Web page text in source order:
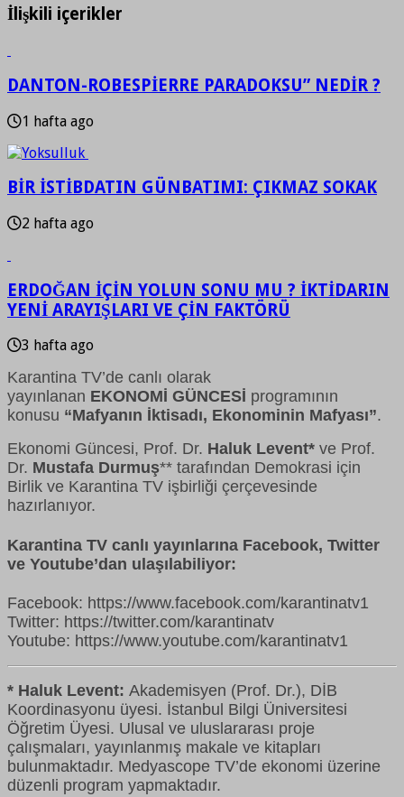
İlişkili içerikler
DANTON-ROBESPİERRE PARADOKSU” NEDİR ?
1 hafta ago
BİR İSTİBDATIN GÜNBATIMI: ÇIKMAZ SOKAK
2 hafta ago
ERDOĞAN İÇİN YOLUN SONU MU ? İKTİDARIN
YENİ ARAYIŞLARI VE ÇİN FAKTÖRÜ
3 hafta ago
Karantina TV’de canlı olarak
yayınlanan EKONOMİ GÜNCESİ programının
konusu “Mafyanın İktisadı, Ekonominin Mafyası”.
Ekonomi Güncesi, Prof. Dr. Haluk Levent* ve Prof.
Dr. Mustafa Durmuş** tarafından Demokrasi için
Birlik ve Karantina TV işbirliği çerçevesinde
hazırlanıyor.
Karantina TV canlı yayınlarına Facebook, Twitter
ve Youtube’dan ulaşılabiliyor:
Facebook: https://www.facebook.com/karantinatv1
Twitter: https://twitter.com/karantinatv
Youtube: https://www.youtube.com/karantinatv1
* Haluk Levent: Akademisyen (Prof. Dr.), DİB
Koordinasyonu üyesi. İstanbul Bilgi Üniversitesi
Öğretim Üyesi. Ulusal ve uluslararası proje
çalışmaları, yayınlanmış makale ve kitapları
bulunmaktadır. Medyascope TV’de ekonomi üzerine
düzenli program yapmaktadır.